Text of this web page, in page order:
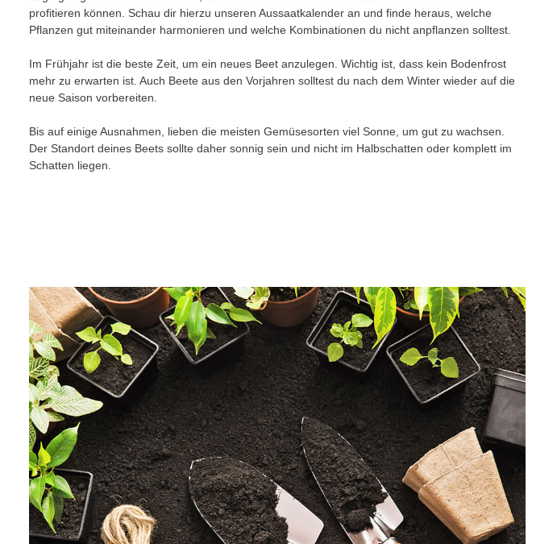
profitieren können. Schau dir hierzu unseren Aussaatkalender an und finde heraus, welche
Pflanzen gut miteinander harmonieren und welche Kombinationen du nicht anpflanzen solltest.
Im Frühjahr ist die beste Zeit, um ein neues Beet anzulegen. Wichtig ist, dass kein Bodenfrost
mehr zu erwarten ist. Auch Beete aus den Vorjahren solltest du nach dem Winter wieder auf die
neue Saison vorbereiten.
Bis auf einige Ausnahmen, lieben die meisten Gemüsesorten viel Sonne, um gut zu wachsen.
Der Standort deines Beets sollte daher sonnig sein und nicht im Halbschatten oder komplett im
Schatten liegen.